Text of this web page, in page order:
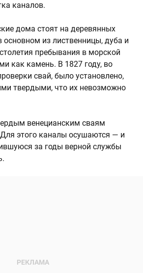
каналов.
дома стоят на деревянных
основном из лиственницы, дуба и
пребывания в морской
как камень. В 1827 году, во
свай, было установлено,
твердыми, что их невозможно
венецианским сваям
Для этого каналы осушаются — и
за годы верной службы